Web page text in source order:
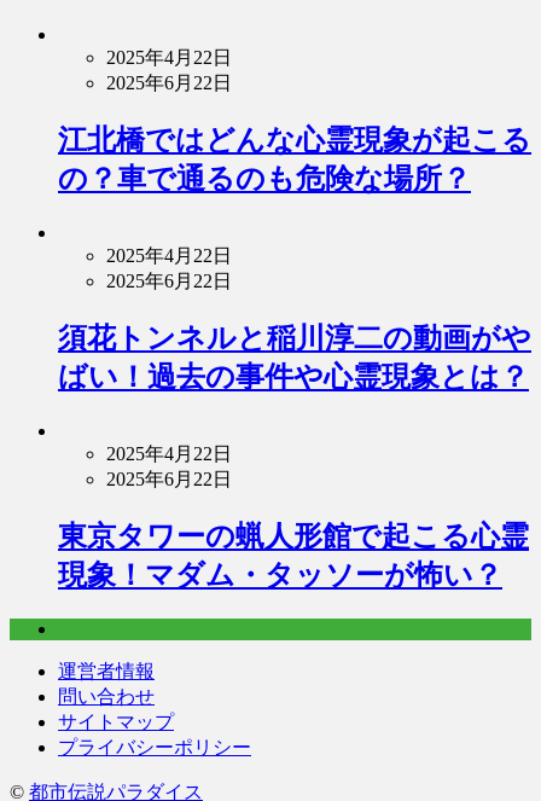
2025年4月22日
2025年6月22日
江北橋ではどんな心霊現象が起こる
の？車で通るのも危険な場所？
2025年4月22日
2025年6月22日
須花トンネルと稲川淳二の動画がや
ばい！過去の事件や心霊現象とは？
2025年4月22日
2025年6月22日
東京タワーの蝋人形館で起こる心霊
現象！マダム・タッソーが怖い？
運営者情報
問い合わせ
サイトマップ
プライバシーポリシー
© 都市伝説パラダイス